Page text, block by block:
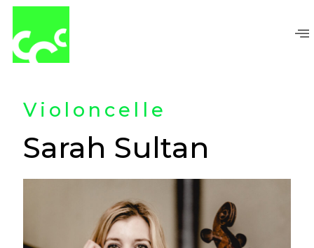
Violoncelle
Sarah Sultan